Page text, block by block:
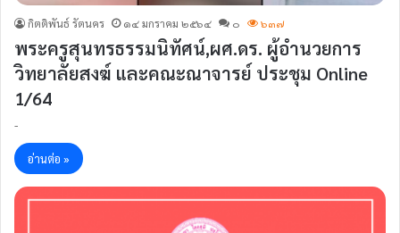
กิตติพันธ์ รัตนคร ๑๔ มกราคม ๒๕๖๔ ๐ ๖๓๗
พระครูสุนทรธรรมนิทัศน์,ผศ.ดร. ผู้อำนวยการ
วิทยาลัยสงฆ์ และคณะณาจารย์ ประชุม Online
1/64
-
อ่านต่อ »